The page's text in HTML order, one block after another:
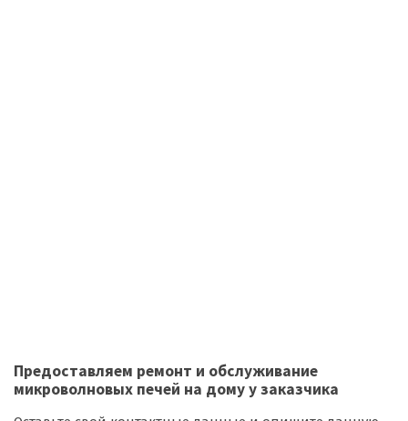
Предоставляем ремонт и обслуживание
микроволновых печей на дому у заказчика